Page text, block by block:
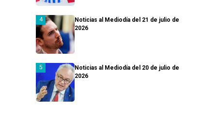
Noticias al Mediodía del 21 de julio de
2026
Noticias al Mediodía del 20 de julio de
2026